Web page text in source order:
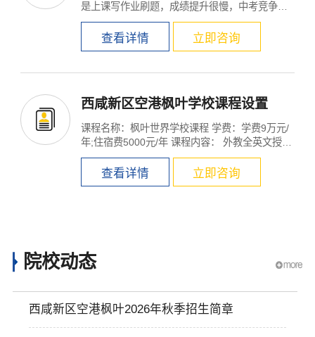
是上课写作业刷题，成绩提升很慢，中考竞争越
来越激励，压力大...
查看详情 立即咨询
西咸新区空港枫叶学校课程设置
课程名称：枫叶世界学校课程 学费：学费9万元/
年;住宿费5000元/年 课程内容： 外教全英文授课
环境，枫叶开...
查看详情 立即咨询
院校动态
西咸新区空港枫叶2026年秋季招生简章